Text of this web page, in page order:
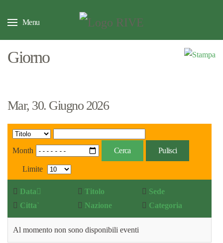
Menu
Giorno
Mar, 30. Giugno 2026
Month Cerca Pulisci
Limite
Data Titolo
Sede
Citta`
Nazione Categoria
Al momento non sono disponibili eventi